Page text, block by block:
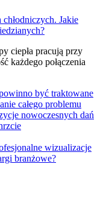
ciepła pracują przy
każdego połączenia
być traktowane
całego problemu
nowoczesnych dań
wizualizacje
branżowe?